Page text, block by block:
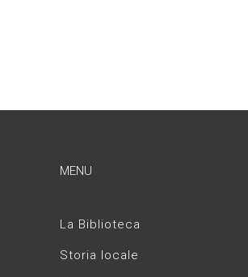
MENU
La Biblioteca
Storia locale